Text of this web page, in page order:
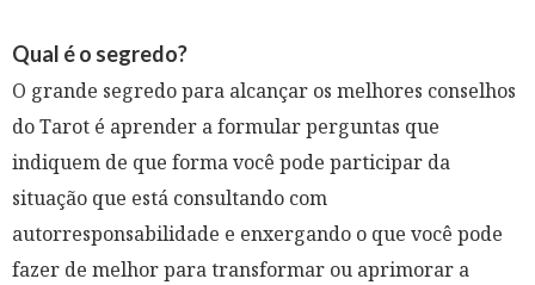
Qual é o segredo?
O grande segredo para alcançar os melhores conselhos
do Tarot é aprender a formular perguntas que
indiquem de que forma você pode participar da
situação que está consultando com
autorresponsabilidade e enxergando o que você pode
fazer de melhor para transformar ou aprimorar a